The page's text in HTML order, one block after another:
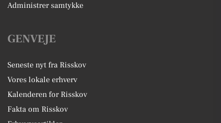
Administrer samtykke
GENVEJE
Seneste nyt fra Risskov
Vores lokale erhverv
Kalenderen for Risskov
Fakta om Risskov